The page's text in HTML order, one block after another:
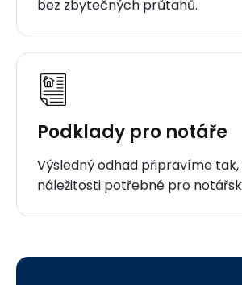
bez zbytečných průtahů.
Podklady pro notáře
Výsledný odhad připravíme
náležitosti potřebné pro